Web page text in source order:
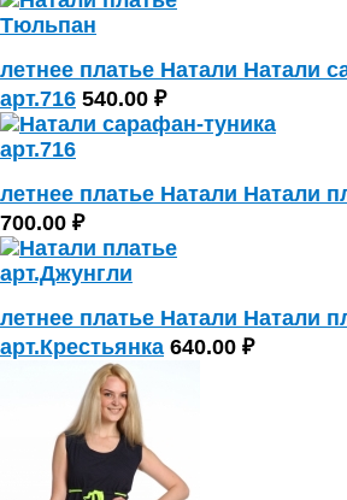
летнее платье Натали Натали
арт.716 540.00 ₽
летнее платье Натали Натали
700.00 ₽
летнее платье Натали Натали
арт.Крестьянка 640.00 ₽